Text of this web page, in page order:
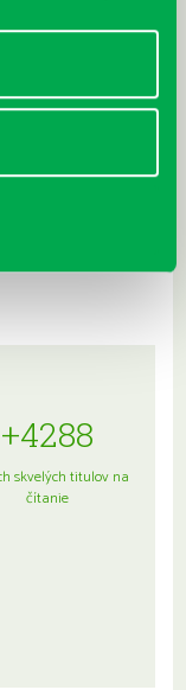
+4288
skvelých titulov na
čítanie